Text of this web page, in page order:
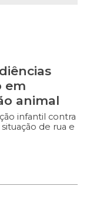
em
animal
infantil contra
de rua e